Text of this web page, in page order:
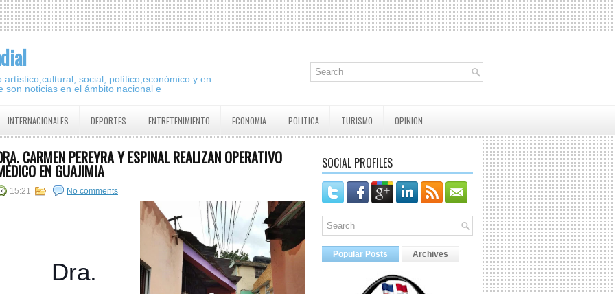
social, político,económico y en
son noticias en el ámbito nacional e
INTERNACIONALES DEPORTES ENTRETENIMIENTO ECONOMIA POLITICA TURISMO OPINION
CARMEN PEREYRA Y ESPINAL REALIZAN OPERATIVO
EN GUAJIMIA
15:21 No comments
Dra.
SOCIAL PROFILES
Popular Posts Archives